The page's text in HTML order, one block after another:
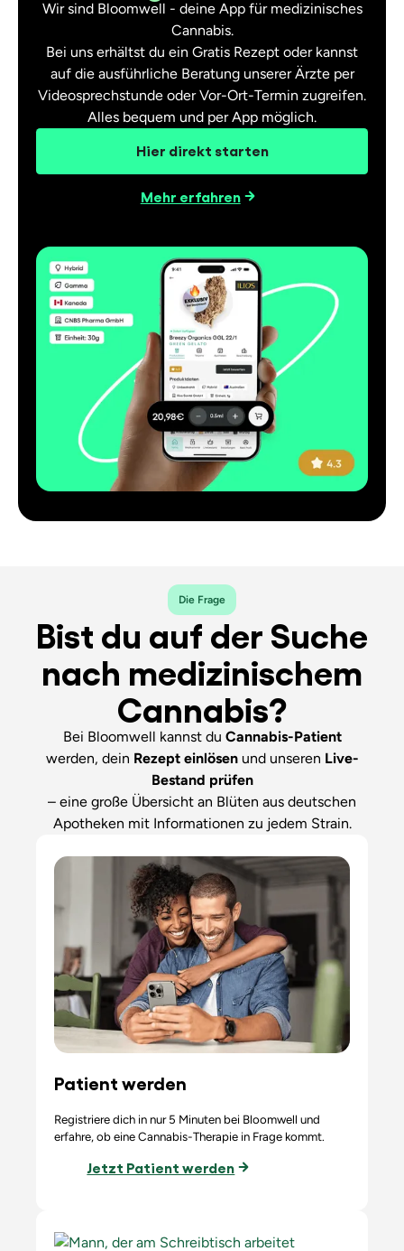
Wir sind Bloomwell - deine App für medizinisches
Cannabis.
Bei uns erhältst du ein Gratis Rezept oder kannst
auf die ausführliche Beratung unserer Ärzte per
Videosprechstunde oder Vor-Ort-Termin zugreifen.
Alles bequem und per App möglich.
Hier direkt starten
Mehr erfahren
Die Frage
Bist du auf der Suche
nach medizinischem
Cannabis?
Bei Bloomwell kannst du Cannabis-Patient
werden, dein Rezept einlösen und unseren Live-
Bestand prüfen
– eine große Übersicht an Blüten aus deutschen
Apotheken mit Informationen zu jedem Strain.
Patient werden
Registriere dich in nur 5 Minuten bei Bloomwell und
erfahre, ob eine Cannabis-Therapie in Frage kommt.
Jetzt Patient werden